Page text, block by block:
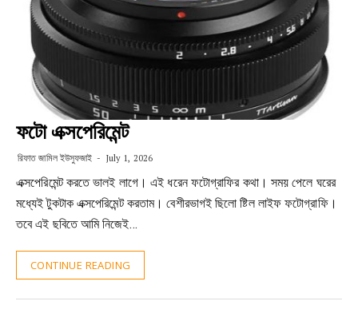
ফটো এক্সপেরিমেন্ট
রিফাত জামিল ইউসুফজাই July 1, 2026
এক্সপেরিমেন্ট করতে ভালই লাগে। এই ধরেন ফটোগ্রাফির কথা। সময় পেলে ঘরের
মধ্যেই টুকটাক এক্সপেরিমেন্ট করতাম। বেশীরভাগই ছিলো ষ্টিল লাইফ ফটোগ্রাফি।
তবে এই ছবিতে আমি নিজেই…
CONTINUE READING